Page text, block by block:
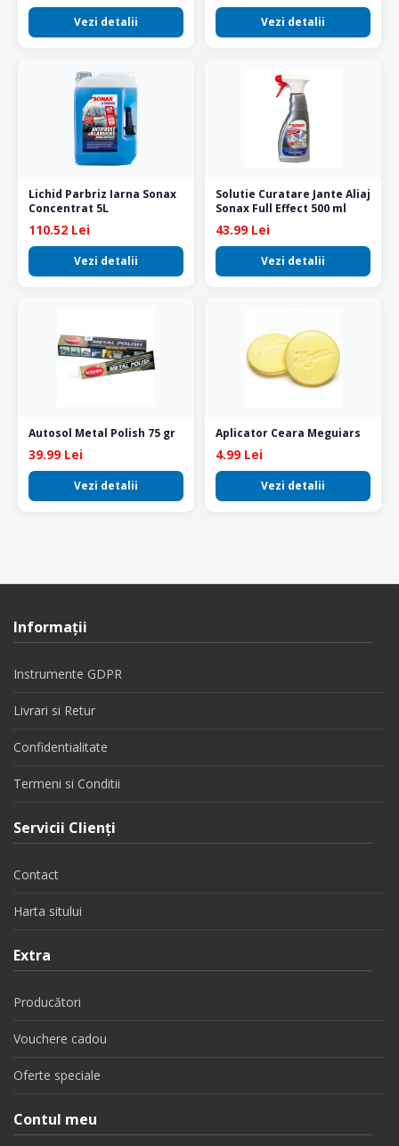
Vezi detalii Vezi detalii
Lichid Parbriz Iarna Sonax
Concentrat 5L
110.52 Lei
Vezi detalii
Solutie Curatare Jante Aliaj
Sonax Full Effect 500 ml
43.99 Lei
Vezi detalii
Autosol Metal Polish 75 gr
39.99 Lei
Vezi detalii
Aplicator Ceara Meguiars
4.99 Lei
Vezi detalii
Informaţii
Instrumente GDPR
Livrari si Retur
Confidentialitate
Termeni si Conditii
Servicii Clienţi
Contact
Harta sitului
Extra
Producători
Vouchere cadou
Oferte speciale
Contul meu